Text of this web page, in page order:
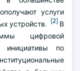
услуги
устройств. [2]В
цифровой
по